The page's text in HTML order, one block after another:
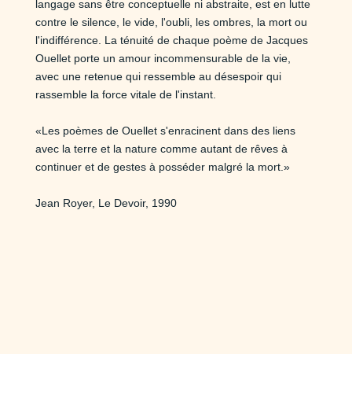
langage sans être conceptuelle ni abstraite, est en lutte
contre le silence, le vide, l'oubli, les ombres, la mort ou
l'indifférence. La ténuité de chaque poème de Jacques
Ouellet porte un amour incommensurable de la vie,
avec une retenue qui ressemble au désespoir qui
rassemble la force vitale de l'instant.
«Les poèmes de Ouellet s'enracinent dans des liens
avec la terre et la nature comme autant de rêves à
continuer et de gestes à posséder malgré la mort.»
Jean Royer, Le Devoir, 1990